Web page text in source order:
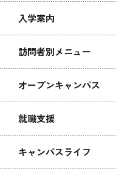
入学案内
訪問者別メニュー
オープンキャンパス
就職支援
キャンパスライフ